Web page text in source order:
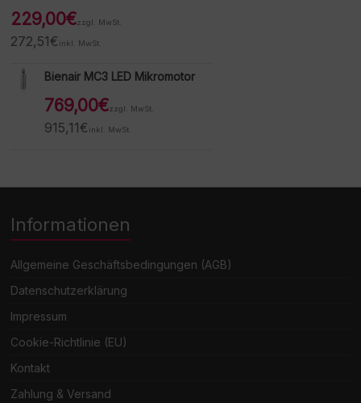
229,00€zzgl. MwSt.
272,51€ inkl. MwSt.
Bienair MC3 LED Mikromotor
769,00€zzgl. MwSt.
915,11€ inkl. MwSt.
Informationen
Allgemeine Geschäftsbedingungen (AGB)
Datenschutzerklärung
Impressum
Cookie-Richtlinie (EU)
Kontakt
Zahlung & Versand